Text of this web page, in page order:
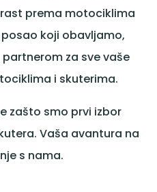
prema motociklima
koji obavljamo,
za sve vaše
i skuterima.
zašto smo prvi izbor
Vaša avantura na
s nama.